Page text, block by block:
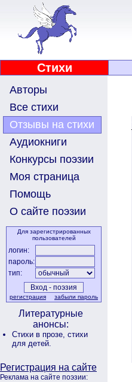
Стихи
Авторы
Все стихи
Отзывы на стихи
Аудиокниги
Конкурсы поэзии
Моя страница
Помощь
О сайте поэзии
Для зарегистрированных
пользователей
логин:
пароль:
тип:
регистрация забыли пароль
Литературные
анонсы:
Стихи в прозе, стихи
для детей.
Регистрация на сайте
Реклама на сайте поэзии: